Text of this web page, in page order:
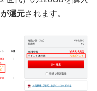
還元されます。